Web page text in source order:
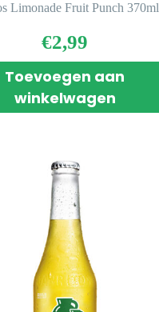
Limonade Fruit Punch 370ml
€2,99
Toevoegen aan
winkelwagen